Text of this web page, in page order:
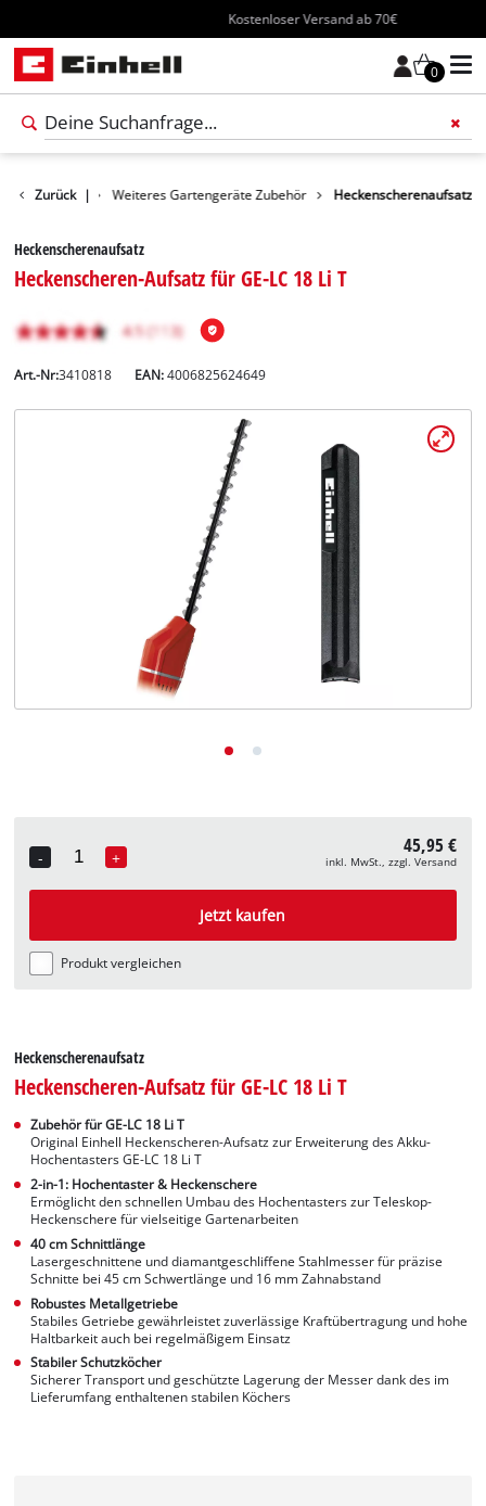
Kostenloser Versand ab 70€
0
Zurück |
Zubehör Weiteres Gartengeräte Zubehör Heckenscherenaufsatz
Heckenscherenaufsatz
Heckenscheren-Aufsatz für GE-LC 18 Li T
Art.-Nr:3410818 EAN:4006825624649
-
Quantity
+ 45,95 €
inkl. MwSt., zzgl. Versand
Jetzt kaufen
Produkt vergleichen
Heckenscherenaufsatz
Heckenscheren-Aufsatz für GE-LC 18 Li T
Zubehör für GE-LC 18 Li T
Original Einhell Heckenscheren-Aufsatz zur Erweiterung des Akku-
Hochentasters GE-LC 18 Li T
2-in-1: Hochentaster & Heckenschere
Ermöglicht den schnellen Umbau des Hochentasters zur Teleskop-
Heckenschere für vielseitige Gartenarbeiten
40 cm Schnittlänge
Lasergeschnittene und diamantgeschliffene Stahlmesser für präzise
Schnitte bei 45 cm Schwertlänge und 16 mm Zahnabstand
Robustes Metallgetriebe
Stabiles Getriebe gewährleistet zuverlässige Kraftübertragung und hohe
Haltbarkeit auch bei regelmäßigem Einsatz
Stabiler Schutzköcher
Sicherer Transport und geschützte Lagerung der Messer dank des im
Lieferumfang enthaltenen stabilen Köchers